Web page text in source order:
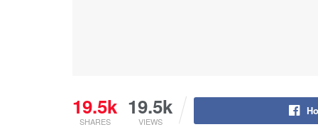
19.5k
SHARES
19.5k
VIEWS